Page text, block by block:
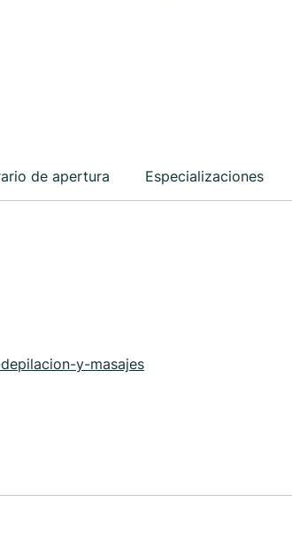
de apertura Especializaciones
y-masajes